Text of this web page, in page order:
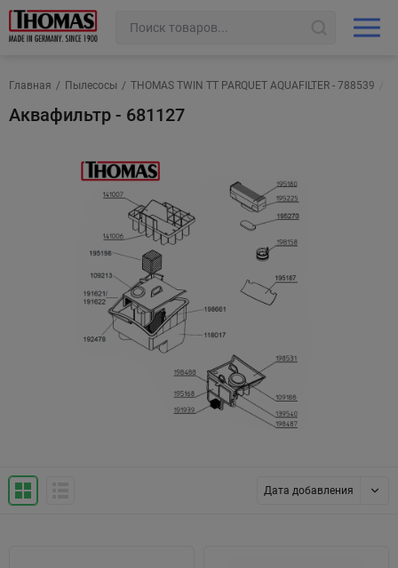
Главная / Пылесосы / THOMAS TWIN TT PARQUET AQUAFILTER - 788539
Аквафильтр - 681127
Дата добавления